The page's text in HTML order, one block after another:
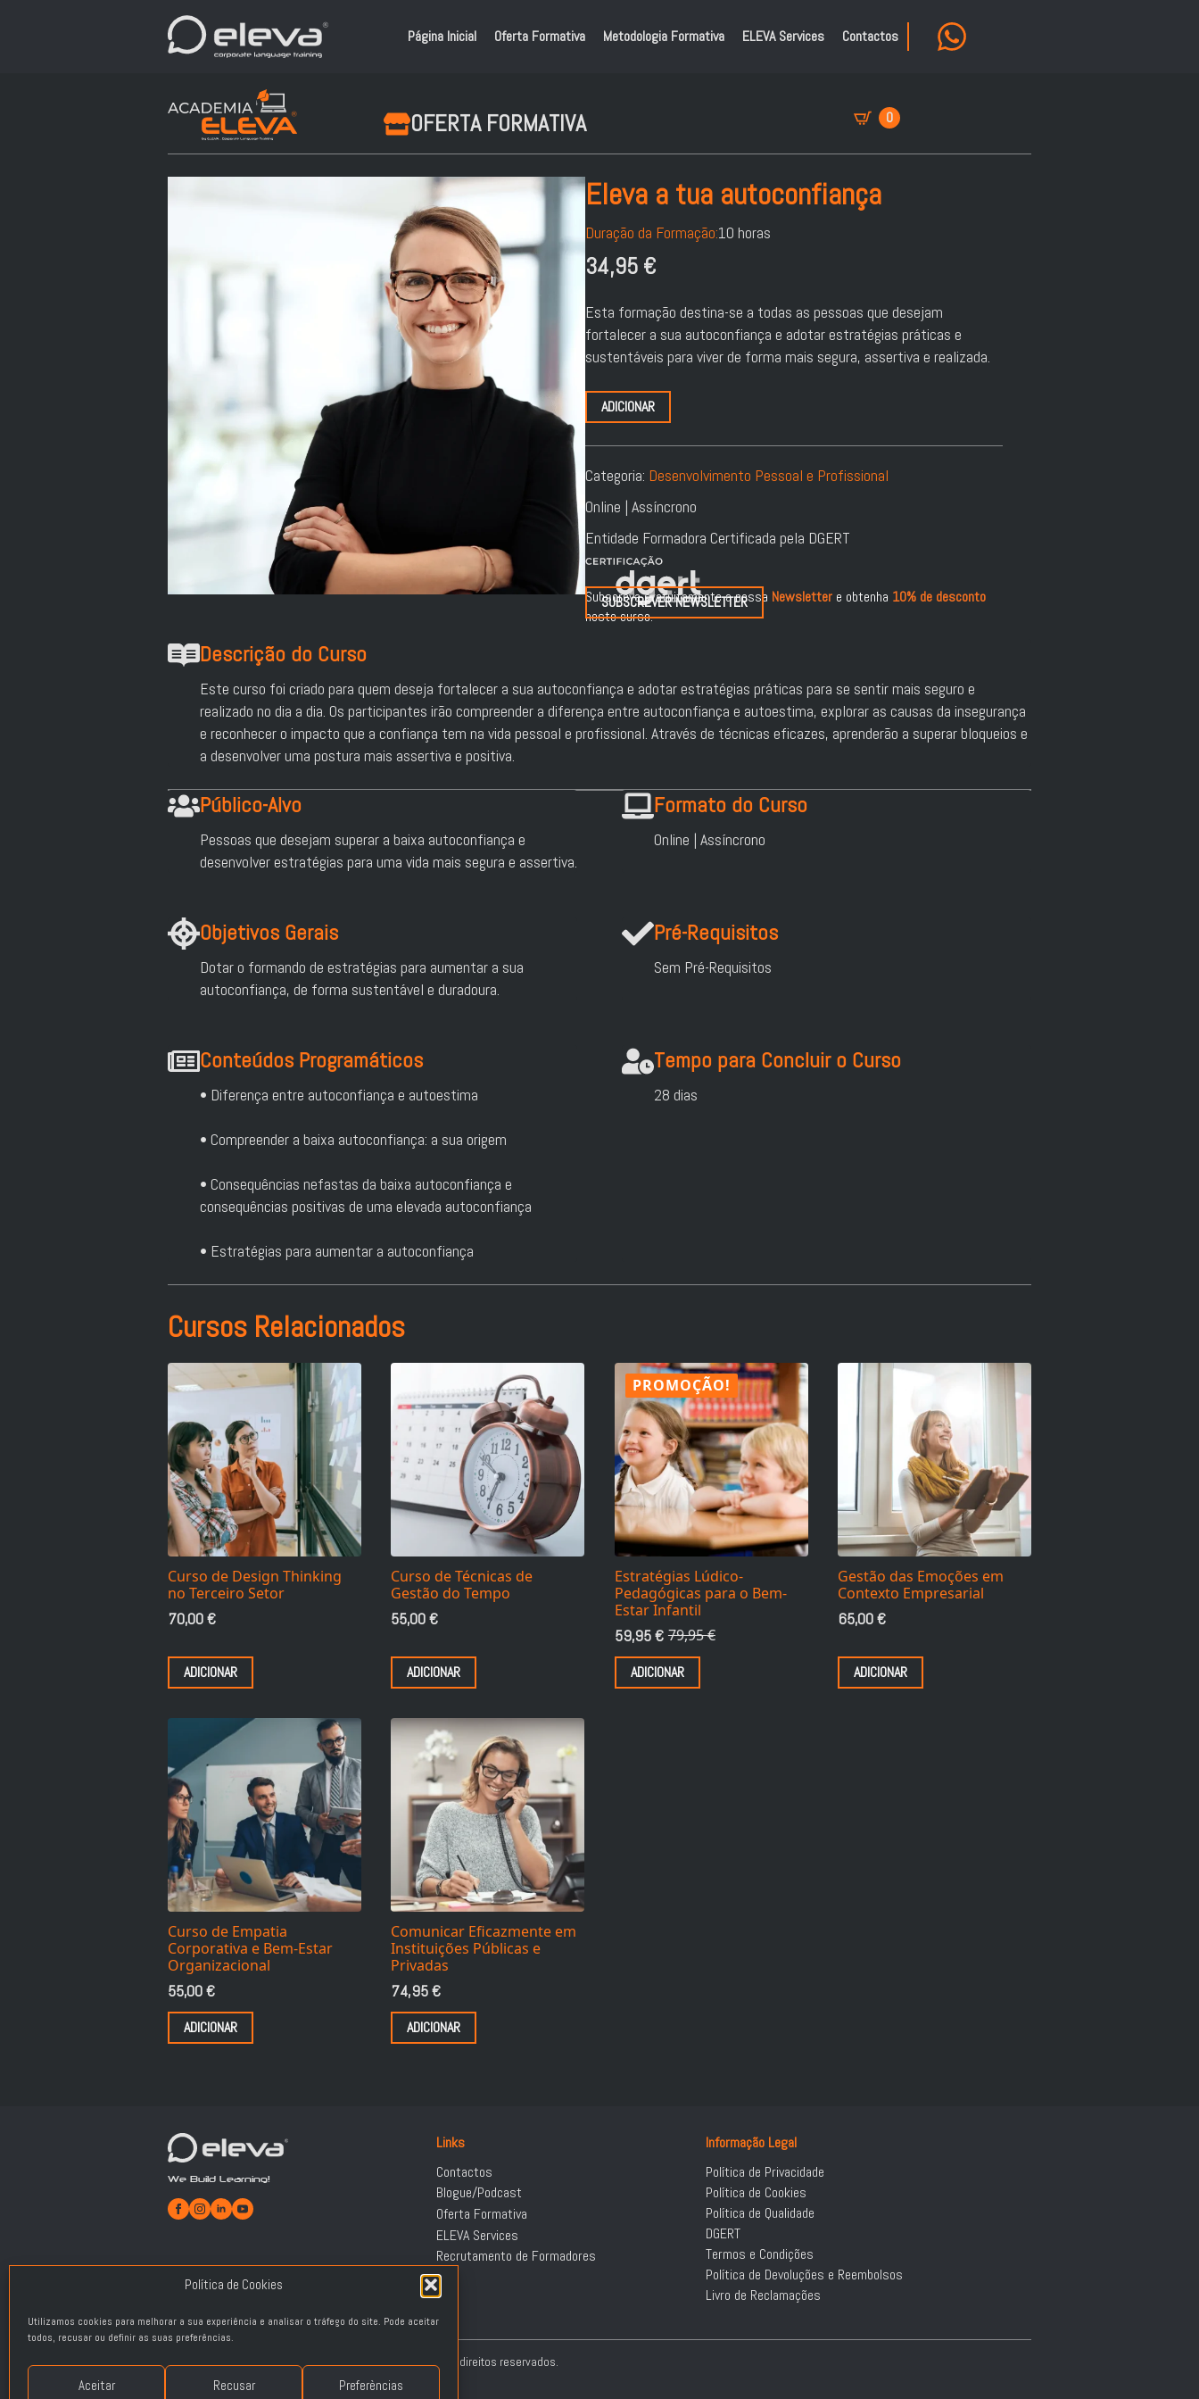
Política de Cookies
Utilizamos cookies para melhorar a sua experiência e analisar o tráfego do site. Pode aceitar
todos, recusar ou definir as suas preferências.
Aceitar Recusar Preferèncias
Página Inicial Oferta Formativa Metodologia Formativa ELEVA Services Contactos
OFERTA FORMATIVA 0
Eleva a tua autoconfiança
Duração da Formação:10 horas
34,95 €
Esta formação destina-se a todas as pessoas que desejam
fortalecer a sua autoconfiança e adotar estratégias práticas e
sustentáveis para viver de forma mais segura, assertiva e realizada.
ADICIONAR
Categoria: Desenvolvimento Pessoal e Profissional
Online | Assíncrono
Entidade Formadora Certificada pela DGERT
Subscreva gratuitamente a nossa Newsletter e obtenha 10% de desconto
neste curso.
SUBSCREVER NEWSLETTER
Descrição do Curso
Este curso foi criado para quem deseja fortalecer a sua autoconfiança e adotar estratégias práticas para se sentir mais seguro e
realizado no dia a dia. Os participantes irão compreender a diferença entre autoconfiança e autoestima, explorar as causas da insegurança
e reconhecer o impacto que a confiança tem na vida pessoal e profissional. Através de técnicas eficazes, aprenderão a superar bloqueios e
a desenvolver uma postura mais assertiva e positiva.
Público-Alvo
Pessoas que desejam superar a baixa autoconfiança e
desenvolver estratégias para uma vida mais segura e assertiva.
Formato do Curso
Online | Assíncrono
Objetivos Gerais
Dotar o formando de estratégias para aumentar a sua
autoconfiança, de forma sustentável e duradoura.
Pré-Requisitos
Sem Pré-Requisitos
Conteúdos Programáticos
• Diferença entre autoconfiança e autoestima
• Compreender a baixa autoconfiança: a sua origem
• Consequências nefastas da baixa autoconfiança e
consequências positivas de uma elevada autoconfiança
• Estratégias para aumentar a autoconfiança
Tempo para Concluir o Curso
28 dias
Cursos Relacionados
Curso de Design Thinking
no Terceiro Setor
70,00€
ADICIONAR
Curso de Técnicas de
Gestão do Tempo
55,00€
ADICIONAR
PROMOÇÃO!
Estratégias Lúdico-
Pedagógicas para o Bem-
Estar Infantil
79,95€
O
preço
original
59,95€
O
preço
atual
ADICIONAR
Gestão das Emoções em
Contexto Empresarial
65,00€
ADICIONAR
Curso de Empatia
Corporativa e Bem-Estar
Organizacional
55,00€
ADICIONAR
Comunicar Eficazmente em
Instituições Públicas e
Privadas
74,95€
ADICIONAR
We Build Learning!
Links
Contactos
Blogue/Podcast
Oferta Formativa
ELEVA Services
Recrutamento de Formadores
Informação Legal
Política de Privacidade
Política de Cookies
Política de Qualidade
DGERT
Termos e Condições
Política de Devoluções e Reembolsos
Livro de Reclamações
© 2026 ELEVA - Corporate Language Training® | Todos os direitos reservados.